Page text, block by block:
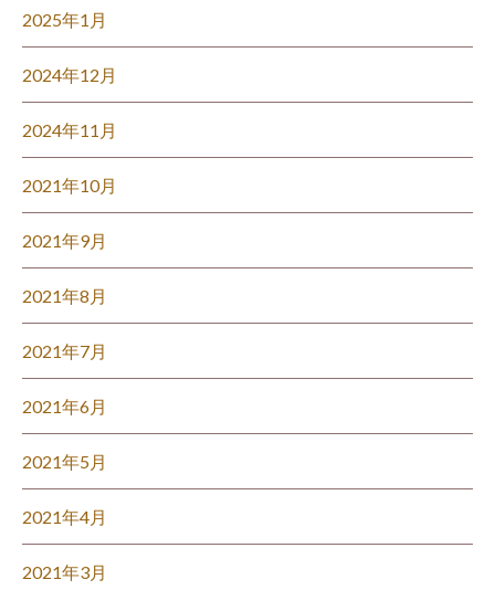
2025年1月
2024年12月
2024年11月
2021年10月
2021年9月
2021年8月
2021年7月
2021年6月
2021年5月
2021年4月
2021年3月